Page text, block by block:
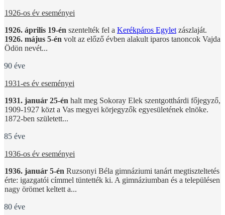
1926-os év eseményei
1926. április 19-én szentelték fel a Kerékpáros Egylet zászlaját.
1926. május 5-én volt az előző évben alakult iparos tanoncok Vajda
Ödön nevét...
90 éve
1931-es év eseményei
1931. január 25-én halt meg Sokoray Elek szentgotthárdi főjegyző,
1909-1927 közt a Vas megyei körjegyzők egyesületének elnöke.
1872-ben született...
85 éve
1936-os év eseményei
1936. január 5-én Ruzsonyi Béla gimnáziumi tanárt megtiszteltetés
érte: igazgatói címmel tüntették ki. A gimnáziumban és a településen
nagy örömet keltett a...
80 éve